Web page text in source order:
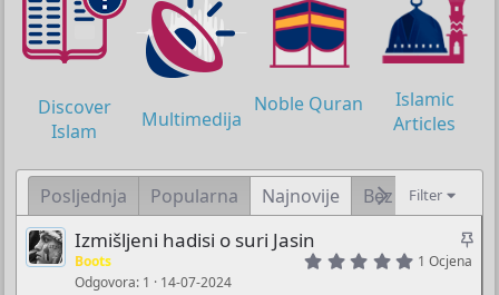
Discover
Islam
Multimedija
Noble Quran
Islamic
Articles
Posljednja Popularna Najnovije Bez odgovora
Filter
Z
Izmišljeni hadisi o suri Jasin
51 Ocjena
Boots
Odgovora 1 14-07-2024